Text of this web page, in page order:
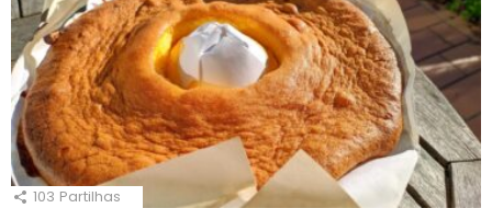
103 Partilhas